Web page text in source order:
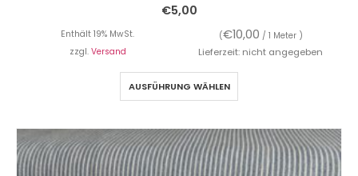
€5,00
Enthält 19% MwSt. (€10,00 / 1 Meter )
zzgl. Versand Lieferzeit: nicht angegeben
AUSFÜHRUNG WÄHLEN